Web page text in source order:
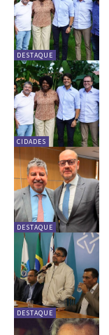
DESTAQUE
CIDADES
DESTAQUE
DESTAQUE